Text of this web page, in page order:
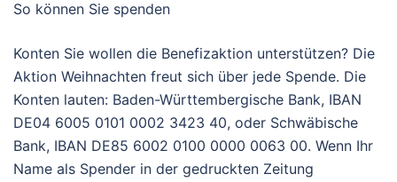
So können Sie spenden
Konten Sie wollen die Benefizaktion unterstützen? Die
Aktion Weihnachten freut sich über jede Spende. Die
Konten lauten: Baden-Württembergische Bank, IBAN
DE04 6005 0101 0002 3423 40, oder Schwäbische
Bank, IBAN DE85 6002 0100 0000 0063 00. Wenn Ihr
Name als Spender in der gedruckten Zeitung